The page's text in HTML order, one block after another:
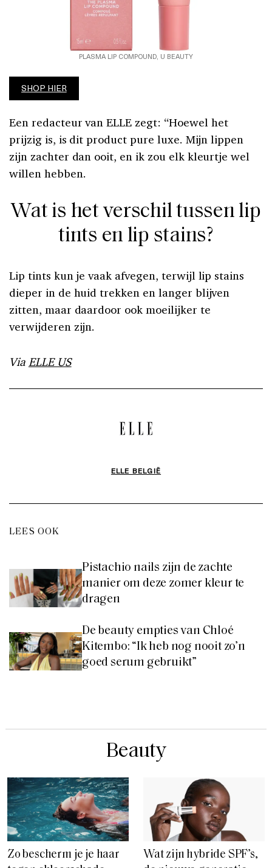
PLASMA LIP COMPOUND, U BEAUTY
SHOP HIER
Een redacteur van ELLE zegt: “Hoewel het
prijzig is, is dit product pure luxe. Mijn lippen
zijn zachter dan ooit, en ik zou elk kleurtje wel
willen hebben.
Wat is het verschil tussen lip
tints en lip stains?
Lip tints kun je vaak afvegen, terwijl lip stains
dieper in de huid trekken en langer blijven
zitten, maar daardoor ook moeilijker te
verwijderen zijn.
Via ELLE US
ELLE BELGIË
LEES OOK
Pistachio nails zijn de zachte
manier om deze zomer kleur te
dragen
De beauty empties van Chloé
Kitembo: “Ik heb nog nooit zo’n
goed serum gebruikt”
Beauty
Zo bescherm je je haar
Wat zijn hybride SPF’s,